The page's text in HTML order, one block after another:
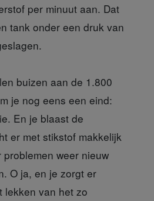
per minuut aan. Dat
tank onder een druk van
buizen aan de 1.800
je nog eens een eind:
En je blaast de
er met stikstof makkelijk
weer nieuw
O ja, en je zorgt er
lekken van het zo